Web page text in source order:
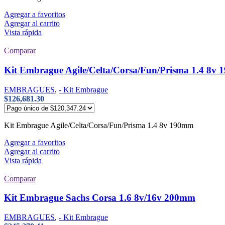
Agregar a favoritos
Agregar al carrito
Vista rápida
Comparar
Kit Embrague Agile/Celta/Corsa/Fun/Prisma 1.4 8v
EMBRAGUES, - Kit Embrague
$126,681.30
Kit Embrague Agile/Celta/Corsa/Fun/Prisma 1.4 8v 190mm
Agregar a favoritos
Agregar al carrito
Vista rápida
Comparar
Kit Embrague Sachs Corsa 1.6 8v/16v 200mm
EMBRAGUES, - Kit Embrague